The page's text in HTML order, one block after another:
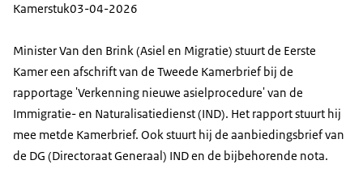
Kamerstuk03-04-2026
Minister Van den Brink (Asiel en Migratie) stuurt de Eerste
Kamer een afschrift van de Tweede Kamerbrief bij de
rapportage 'Verkenning nieuwe asielprocedure' van de
Immigratie- en Naturalisatiedienst (IND). Het rapport stuurt hij
mee metde Kamerbrief. Ook stuurt hij de aanbiedingsbrief van
de DG (Directoraat Generaal) IND en de bijbehorende nota.